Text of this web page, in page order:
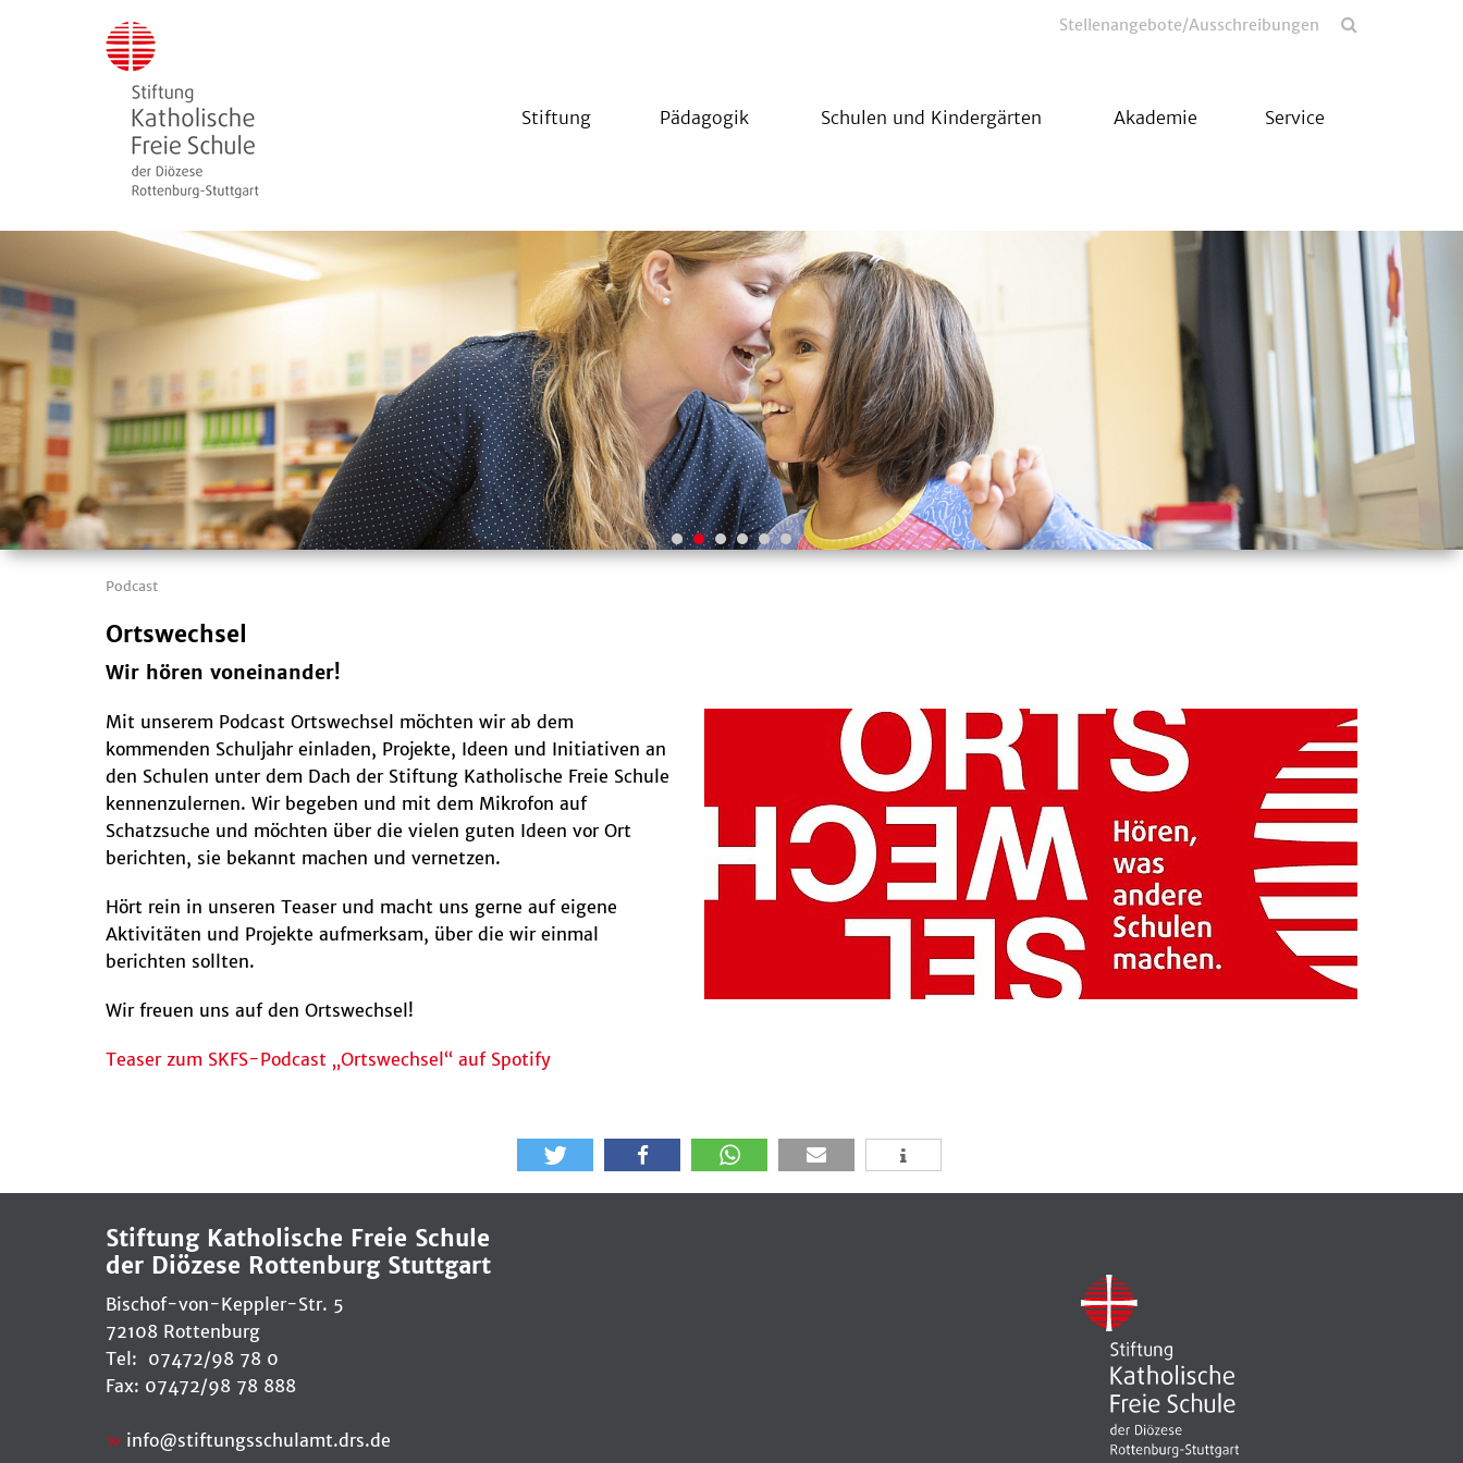
Stellenangebote/Ausschreibungen
Stiftung Pädagogik Schulen und Kindergärten Akademie Service
Podcast
Ortswechsel
Wir hören voneinander!
Mit unserem Podcast Ortswechsel möchten wir ab dem
kommenden Schuljahr einladen, Projekte, Ideen und Initiativen an
den Schulen unter dem Dach der Stiftung Katholische Freie Schule
kennenzulernen. Wir begeben und mit dem Mikrofon auf
Schatzsuche und möchten über die vielen guten Ideen vor Ort
berichten, sie bekannt machen und vernetzen.
Hört rein in unseren Teaser und macht uns gerne auf eigene
Aktivitäten und Projekte aufmerksam, über die wir einmal
berichten sollten.
Wir freuen uns auf den Ortswechsel!
Teaser zum SKFS-Podcast „Ortswechsel“ auf Spotify
Stiftung Katholische Freie Schule
der Diözese Rottenburg Stuttgart
Bischof-von-Keppler-Str. 5
72108 Rottenburg
Tel: 07472/98 78 0
Fax: 07472/98 78 888
info@stiftungsschulamt.drs.de